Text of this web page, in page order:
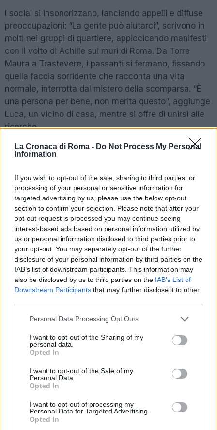
La Cronaca di Roma - Do Not Process My Personal
Information
If you wish to opt-out of the sale, sharing to third parties, or
processing of your personal or sensitive information for
targeted advertising by us, please use the below opt-out
section to confirm your selection. Please note that after your
opt-out request is processed you may continue seeing
interest-based ads based on personal information utilized by
us or personal information disclosed to third parties prior to
your opt-out. You may separately opt-out of the further
disclosure of your personal information by third parties on the
IAB’s list of downstream participants. This information may
also be disclosed by us to third parties on the IAB’s List of
Downstream Participants that may further disclose it to other
Please note that this website/app uses one or more Google
not limited to your visit or usage behaviour. You may click to
grant or deny consent to Google and its third-party tags to
use your data for below specified purposes in below Google
consent section.
Personal Data Processing Opt Outs
I want to opt-out of the Sharing of my
personal data.
Opted In
I want to opt-out of the Sale of my
Personal Data.
Opted In
I want to opt-out of processing my
Personal Data for Targeted Advertising.
Opted In
I social si insonorizzano, lanciando appelli e diffuse
preoccupazioni: “La gente può aiutarci”, scrivono in
molti nei gruppi di quartiere, appiccicando manifesti
con il volto di Achille sui muri di Roma. Da Torre
Maura a Trastevere, i passanti si fermano, fissando
quella faccia sorridente che racconta una vita
normale, interrotta dal mistero della scomparsa. “È
una persona per bene, non merita questo”, aggiunge
Luca, un vicino di casa, mentre si offre di unirsi alle
ricerche.
POTREBBE INTERESSARTI
ULTIM’ORA – Coronavirus, fine
dello stop della Costa Smeralda a
Civitavecchia
7 anni fa
ORA LEGALE – Questa notte
cambierà l’ora
Le autorità si stanno mobilitando per rintracciare
Achille, ma la paura cresce di ora in ora. Sui volti dei
residenti, il rassegnato scetticismo si interseca con
la speranza, come se la capitale potesse riservare a
rende conto della fragilità del tessuto urbano non
può non interrogarsi su quanto si può fare, davvero,
L’inquietudine avvolge Roma come un manto: la
scomparsa di Achille non è solo una tragedia
personale, ma un monito collettivo. La città è piena
di angoli bui e storie non raccontate, ma stavolta,